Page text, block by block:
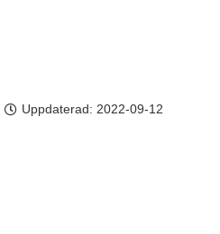
Uppdaterad: 2022-09-12